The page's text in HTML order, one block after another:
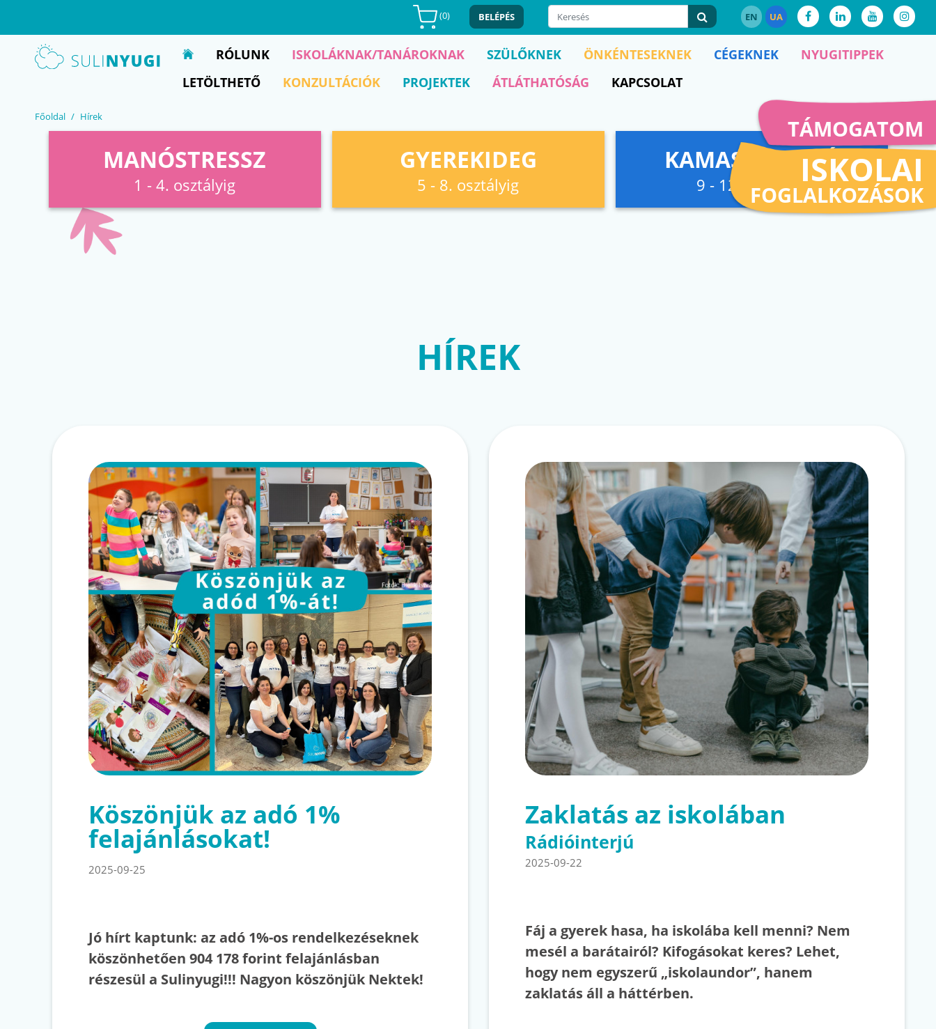
(0) BELÉPÉS EN UA
TÁMOGATOM
ISKOLAI
FOGLALKOZÁSOK
RÓLUNK ISKOLÁKNAK/TANÁROKNAK SZÜLŐKNEK ÖNKÉNTESEKNEK CÉGEKNEK
NYUGITIPPEK
LETÖLTHETŐ
KONZULTÁCIÓK PROJEKTEK ÁTLÁTHATÓSÁG KAPCSOLAT
Főoldal Hírek
MANÓSTRESSZ
1 - 4. osztályig
GYEREKIDEG
5 - 8. osztályig
KAMASZFESZKÓ
9 - 12. osztályig
HÍREK
Köszönjük az adó 1%
felajánlásokat!
2025-09-25
Jó hírt kaptunk: az adó 1%-os rendelkezéseknek
köszönhetően 904 178 forint felajánlásban
részesül a Sulinyugi!!! Nagyon köszönjük Nektek!
Zaklatás az iskolában
Rádióinterjú
2025-09-22
Fáj a gyerek hasa, ha iskolába kell menni? Nem
mesél a barátairól? Kifogásokat keres? Lehet,
hogy nem egyszerű „iskolaundor”, hanem
zaklatás áll a háttérben.